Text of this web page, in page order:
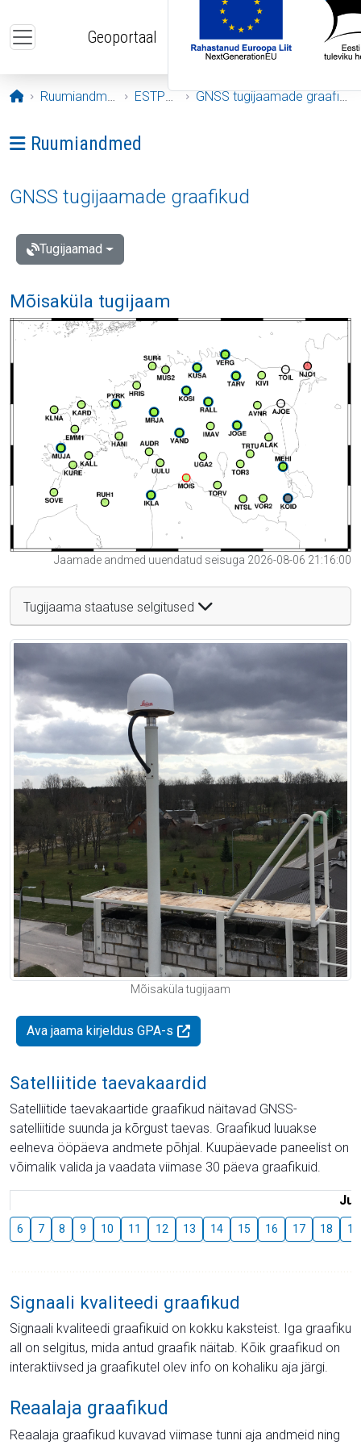
Geoportaal
Avaleht
Ruumiandmed ESTPOS GNSS tugijaamade graafikud
Ava menüü: Ruumiandmed
Ruumiandmed
GNSS tugijaamade graafikud
Tugijaamad
Mõisaküla tugijaam
Jaamade andmed uuendatud seisuga 2026-08-06 21:16:00
Tugijaama staatuse selgitused
Mõisaküla tugijaam
Ava jaama kirjeldus GPA-s
Satelliitide taevakaardid
Satelliitide taevakaartide graafikud näitavad GNSS-
satelliitide suunda ja kõrgust taevas. Graafikud luuakse
eelneva ööpäeva andmete põhjal. Kuupäevade paneelist on
võimalik valida ja vaadata viimase 30 päeva graafikuid.
6 7 8 9 10 11 12 13 14 15 16 17 18 19
Signaali kvaliteedi graafikud
Signaali kvaliteedi graafikuid on kokku kaksteist. Iga graafiku
all on selgitus, mida antud graafik näitab. Kõik graafikud on
interaktiivsed ja graafikutel olev info on kohaliku aja järgi.
Reaalaja graafikud
Reaalaja graafikud kuvavad viimase tunni aja andmeid ning